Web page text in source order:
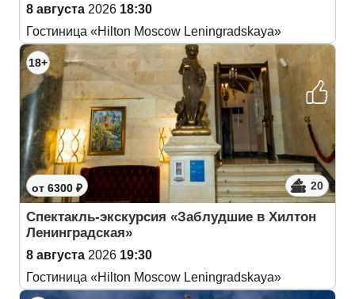
8 августа 2026 18:30
Гостиница «Hilton Moscow Leningradskaya»
18+
от 6300 ₽ 20
Спектакль-экскурсия «Заблудшие в Хилтон
Ленинградская»
8 августа 2026 19:30
Гостиница «Hilton Moscow Leningradskaya»